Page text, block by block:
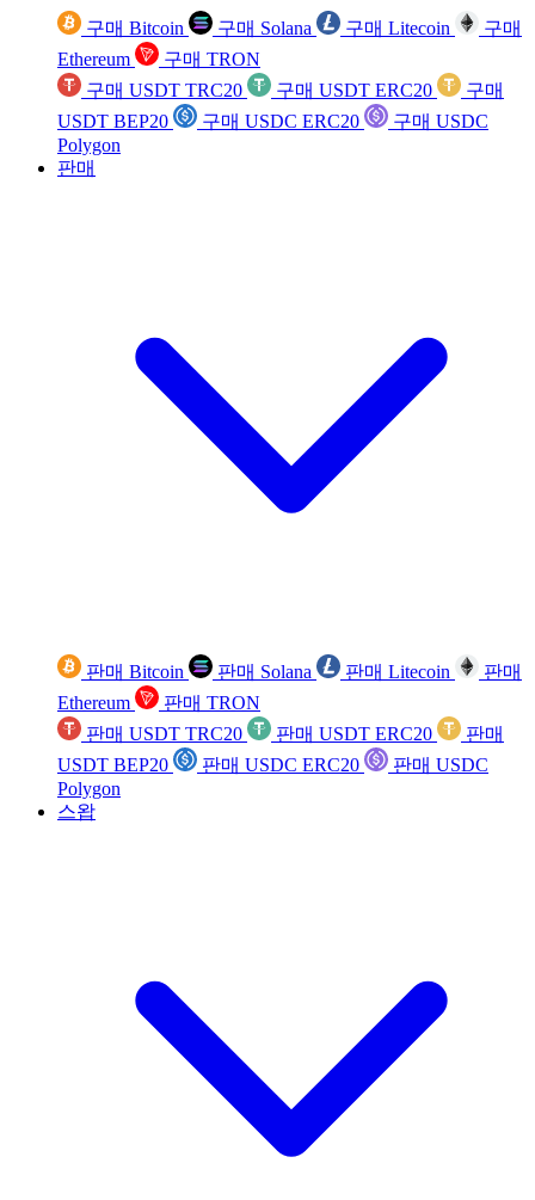
구매 Bitcoin 구매 Solana 구매 Litecoin
구매
Ethereum
구매 TRON
구매 USDT TRC20
구매 USDT ERC20
구매
USDT BEP20
구매 USDC ERC20
구매 USDC
Polygon
판매
판매 Bitcoin 판매 Solana 판매 Litecoin
판매
Ethereum
판매 TRON
판매 USDT TRC20
판매 USDT ERC20
판매
USDT BEP20
판매 USDC ERC20
판매 USDC
Polygon
스왑